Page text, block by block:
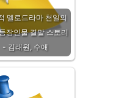
멜로드라마 천일의
장인물 결말 스토리
- 김래원, 수애